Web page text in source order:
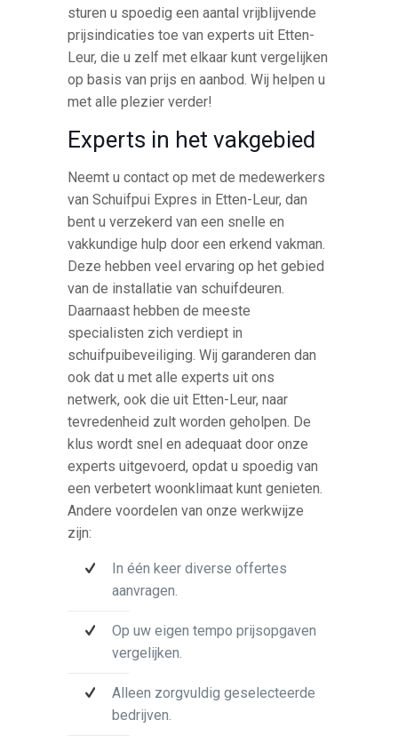
sturen u spoedig een aantal vrijblijvende
prijsindicaties toe van experts uit Etten-
Leur, die u zelf met elkaar kunt vergelijken
op basis van prijs en aanbod. Wij helpen u
met alle plezier verder!
Experts in het vakgebied
Neemt u contact op met de medewerkers
van Schuifpui Expres in Etten-Leur, dan
bent u verzekerd van een snelle en
vakkundige hulp door een erkend vakman.
Deze hebben veel ervaring op het gebied
van de installatie van schuifdeuren.
Daarnaast hebben de meeste
specialisten zich verdiept in
schuifpuibeveiliging. Wij garanderen dan
ook dat u met alle experts uit ons
netwerk, ook die uit Etten-Leur, naar
tevredenheid zult worden geholpen. De
klus wordt snel en adequaat door onze
experts uitgevoerd, opdat u spoedig van
een verbetert woonklimaat kunt genieten.
Andere voordelen van onze werkwijze
zijn:
In één keer diverse offertes
aanvragen.
Op uw eigen tempo prijsopgaven
vergelijken.
Alleen zorgvuldig geselecteerde
bedrijven.